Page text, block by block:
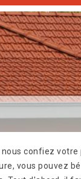
confiez votre
vous pouvez